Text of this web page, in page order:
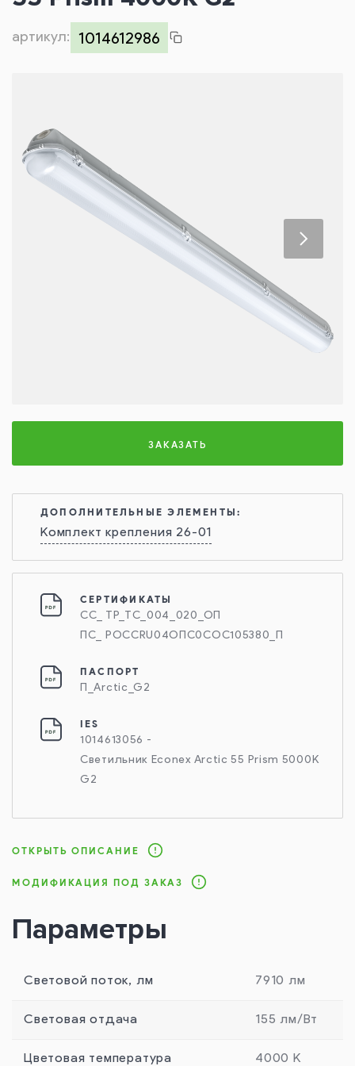
артикул: 1014612986
ЗАКАЗАТЬ
ДОПОЛНИТЕЛЬНЫЕ ЭЛЕМЕНТЫ:
Комплект крепления 26-01
СЕРТИФИКАТЫ
СС_ ТР_ТС_004_020_ОП
ПС_ РОССRU04ОПС0СОС105380_П
ПАСПОРТ
П_Arctic_G2
IES
1014613056 -
Светильник Econex Arctic 55 Prism 5000K
G2
ОТКРЫТЬ ОПИСАНИЕ
МОДИФИКАЦИЯ ПОД ЗАКАЗ
Параметры
Световой поток, лм 7910 лм
Световая отдача 155 лм/Вт
Цветовая температура 4000 К